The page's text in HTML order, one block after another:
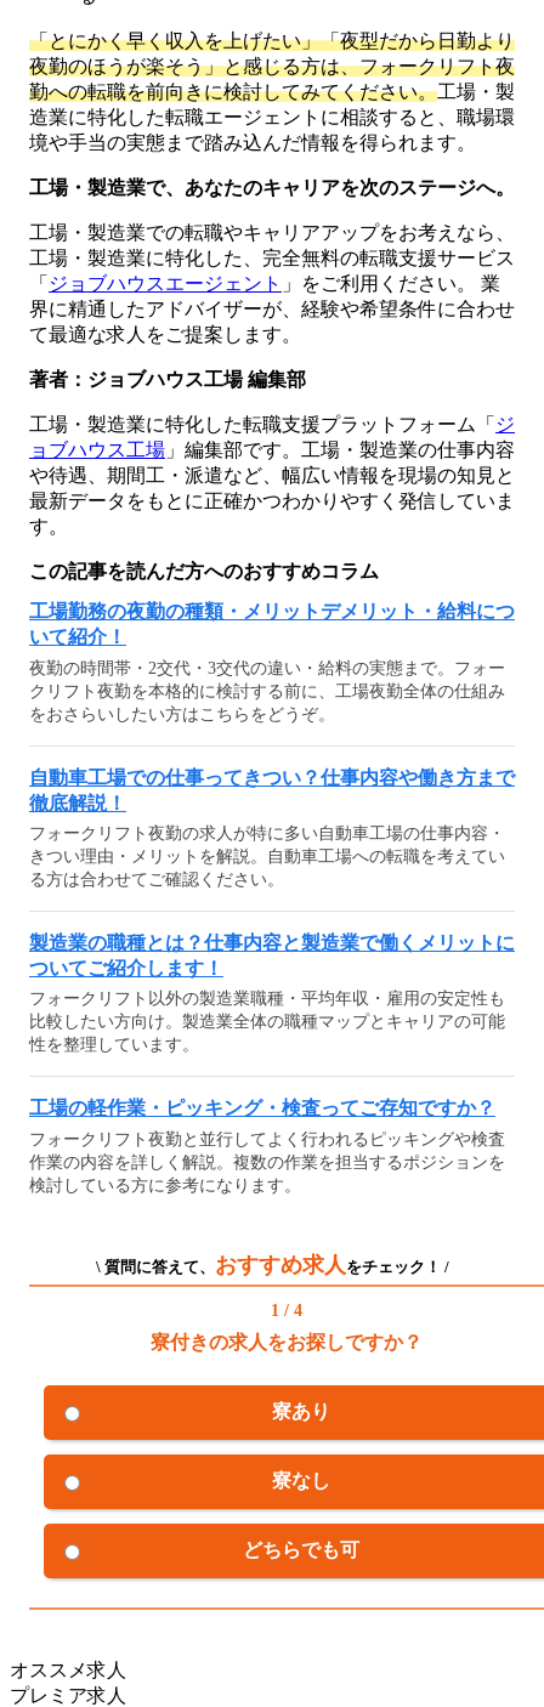
「とにかく早く収入を上げたい」「夜型だから日勤より
夜勤のほうが楽そう」と感じる方は、フォークリフト夜
勤への転職を前向きに検討してみてください。工場・製
造業に特化した転職エージェントに相談すると、職場環
境や手当の実態まで踏み込んだ情報を得られます。
工場・製造業で、あなたのキャリアを次のステージへ。
工場・製造業での転職やキャリアアップをお考えなら、
工場・製造業に特化した、完全無料の転職支援サービス
「 ジョブハウスエージェント 」をご利用ください。 業
界に精通したアドバイザーが、経験や希望条件に合わせ
て最適な求人をご提案します。
著者：ジョブハウス工場 編集部
工場・製造業に特化した転職支援プラットフォーム「 ジ
ョブハウス工場 」編集部です。工場・製造業の仕事内容
や待遇、期間工・派遣など、幅広い情報を現場の知見と
最新データをもとに正確かつわかりやすく発信していま
す。
この記事を読んだ方へのおすすめコラム
工場勤務の夜勤の種類・メリットデメリット・給料につ
いて紹介！
夜勤の時間帯・2交代・3交代の違い・給料の実態まで。フォー
クリフト夜勤を本格的に検討する前に、工場夜勤全体の仕組み
をおさらいしたい方はこちらをどうぞ。
自動車工場での仕事ってきつい？仕事内容や働き方まで
徹底解説！
フォークリフト夜勤の求人が特に多い自動車工場の仕事内容・
きつい理由・メリットを解説。自動車工場への転職を考えてい
る方は合わせてご確認ください。
製造業の職種とは？仕事内容と製造業で働くメリットに
ついてご紹介します！
フォークリフト以外の製造業職種・平均年収・雇用の安定性も
比較したい方向け。製造業全体の職種マップとキャリアの可能
性を整理しています。
工場の軽作業・ピッキング・検査ってご存知ですか？
フォークリフト夜勤と並行してよく行われるピッキングや検査
作業の内容を詳しく解説。複数の作業を担当するポジションを
検討している方に参考になります。
\ 質問に答えて、 おすすめ求人 をチェック！ /
1 / 4
寮付きの求人をお探しですか？
寮あり
寮なし
どちらでも可
オススメ求人
プレミア求人